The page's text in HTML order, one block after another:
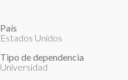
País
Estados Unidos
Tipo de dependencia
Universidad